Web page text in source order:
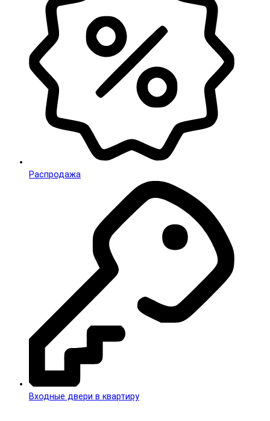
Распродажа
Входные двери в квартиру